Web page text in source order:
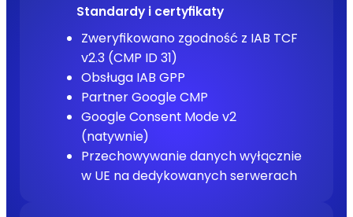
Standardy i certyfikaty
Zweryfikowano zgodność z IAB TCF
v2.3 (CMP ID 31)
Obsługa IAB GPP
Partner Google CMP
Google Consent Mode v2
(natywnie)
Przechowywanie danych wyłącznie
w UE na dedykowanych serwerach